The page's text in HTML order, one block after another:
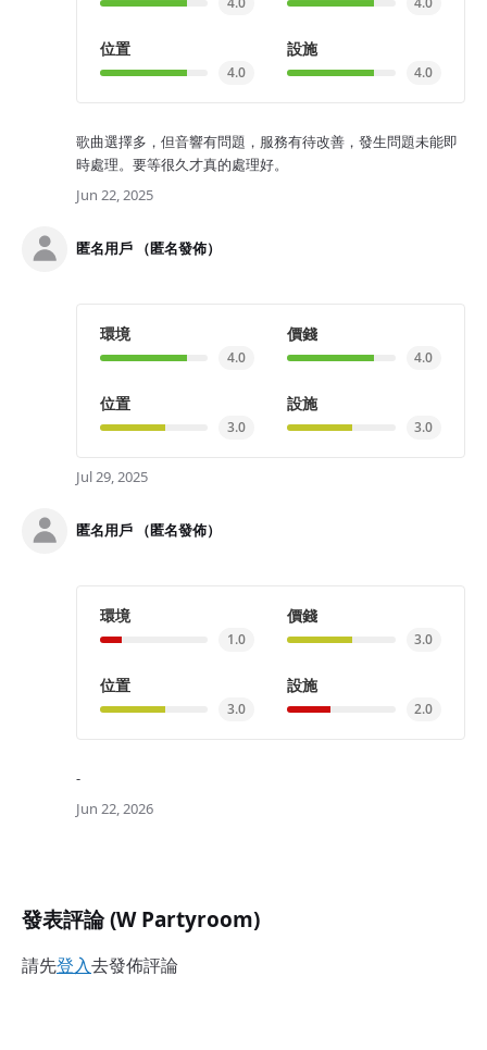
位置
4.0
設施
4.0
歌曲選擇多，但音響有問題，服務有待改善，發生問題未能即
時處理。要等很久才真的處理好。
Jun 22, 2025
匿名用戶 （匿名發佈）
環境
4.0
價錢
4.0
位置
3.0
設施
3.0
Jul 29, 2025
匿名用戶 （匿名發佈）
環境
1.0
價錢
3.0
位置
3.0
設施
2.0
-
Jun 22, 2026
發表評論 (W Partyroom)
請先登入去發佈評論